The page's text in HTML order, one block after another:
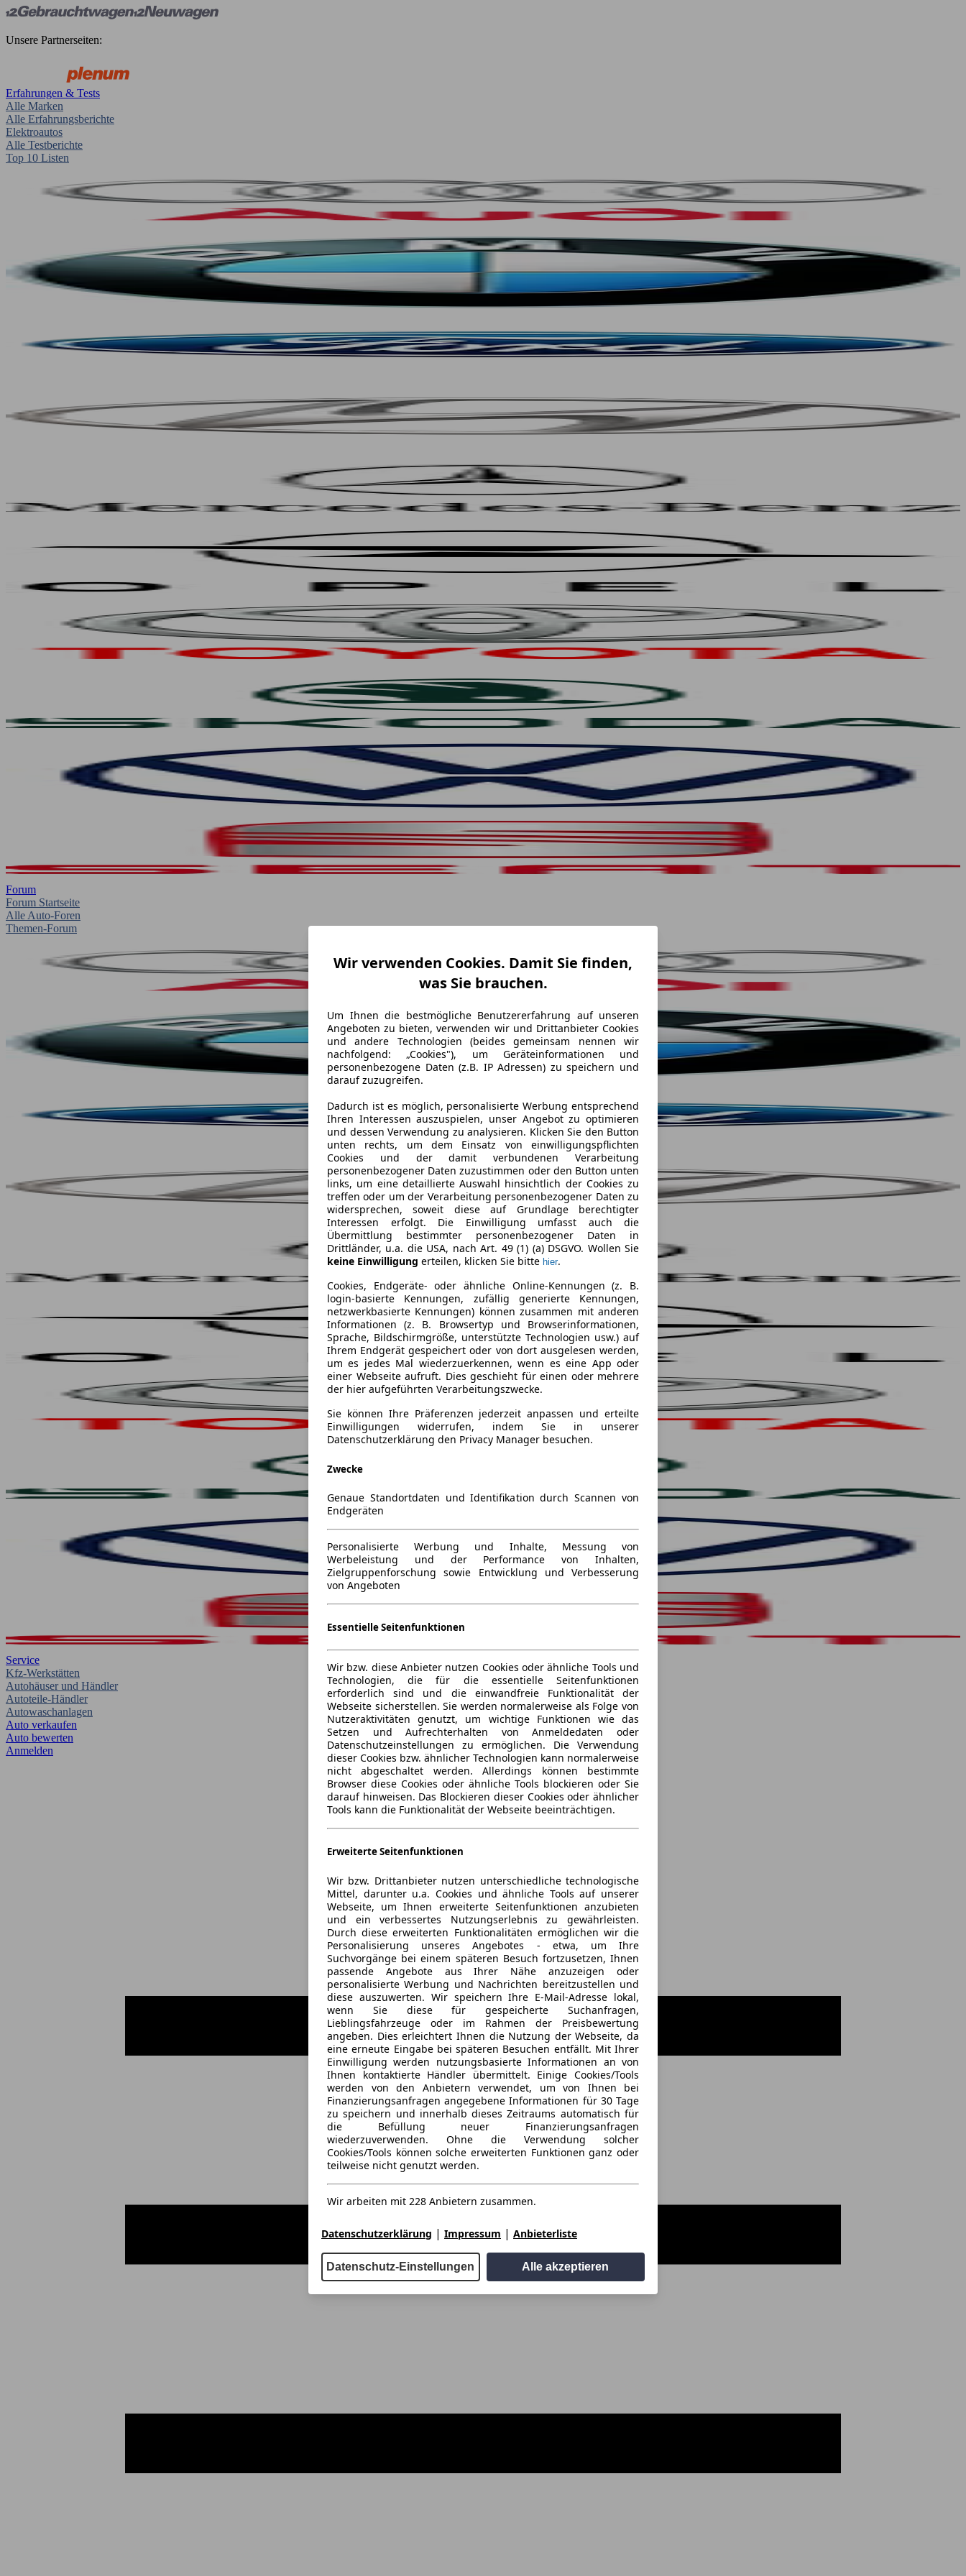
Unsere Partnerseiten:
Erfahrungen & Tests
Alle Marken
Alle Erfahrungsberichte
Elektroautos
Alle Testberichte
Top 10 Listen
Forum
Forum Startseite
Alle Auto-Foren
Themen-Forum
Service
Kfz-Werkstätten
Autohäuser und Händler
Autoteile-Händler
Autowaschanlagen
Auto verkaufen
Auto bewerten
Anmelden
Wir verwenden Cookies. Damit Sie finden,
was Sie brauchen.
Um Ihnen die bestmögliche Benutzererfahrung auf unseren
Angeboten zu bieten, verwenden wir und Drittanbieter Cookies
und andere Technologien (beides gemeinsam nennen wir
nachfolgend: „Cookies"), um Geräteinformationen und
personenbezogene Daten (z.B. IP Adressen) zu speichern und
darauf zuzugreifen.
Dadurch ist es möglich, personalisierte Werbung entsprechend
Ihren Interessen auszuspielen, unser Angebot zu optimieren
und dessen Verwendung zu analysieren. Klicken Sie den Button
unten rechts, um dem Einsatz von einwilligungspflichten
Cookies und der damit verbundenen Verarbeitung
personenbezogener Daten zuzustimmen oder den Button unten
links, um eine detaillierte Auswahl hinsichtlich der Cookies zu
treffen oder um der Verarbeitung personenbezogener Daten zu
widersprechen, soweit diese auf Grundlage berechtigter
Interessen erfolgt. Die Einwilligung umfasst auch die
Übermittlung bestimmter personenbezogener Daten in
Drittländer, u.a. die USA, nach Art. 49 (1) (a) DSGVO. Wollen Sie
keine Einwilligung erteilen, klicken Sie bitte hier.
Cookies, Endgeräte- oder ähnliche Online-Kennungen (z. B.
login-basierte Kennungen, zufällig generierte Kennungen,
netzwerkbasierte Kennungen) können zusammen mit anderen
Informationen (z. B. Browsertyp und Browserinformationen,
Sprache, Bildschirmgröße, unterstützte Technologien usw.) auf
Ihrem Endgerät gespeichert oder von dort ausgelesen werden,
um es jedes Mal wiederzuerkennen, wenn es eine App oder
einer Webseite aufruft. Dies geschieht für einen oder mehrere
der hier aufgeführten Verarbeitungszwecke.
Sie können Ihre Präferenzen jederzeit anpassen und erteilte
Einwilligungen widerrufen, indem Sie in unserer
Datenschutzerklärung den Privacy Manager besuchen.
Zwecke
Genaue Standortdaten und Identifikation durch Scannen von
Endgeräten
Personalisierte Werbung und Inhalte, Messung von
Werbeleistung und der Performance von Inhalten,
Zielgruppenforschung sowie Entwicklung und Verbesserung
von Angeboten
Essentielle Seitenfunktionen
Wir bzw. diese Anbieter nutzen Cookies oder ähnliche Tools und
Technologien, die für die essentielle Seitenfunktionen
erforderlich sind und die einwandfreie Funktionalität der
Webseite sicherstellen. Sie werden normalerweise als Folge von
Nutzeraktivitäten genutzt, um wichtige Funktionen wie das
Setzen und Aufrechterhalten von Anmeldedaten oder
Datenschutzeinstellungen zu ermöglichen. Die Verwendung
dieser Cookies bzw. ähnlicher Technologien kann normalerweise
nicht abgeschaltet werden. Allerdings können bestimmte
Browser diese Cookies oder ähnliche Tools blockieren oder Sie
darauf hinweisen. Das Blockieren dieser Cookies oder ähnlicher
Tools kann die Funktionalität der Webseite beeinträchtigen.
Erweiterte Seitenfunktionen
Wir bzw. Drittanbieter nutzen unterschiedliche technologische
Mittel, darunter u.a. Cookies und ähnliche Tools auf unserer
Webseite, um Ihnen erweiterte Seitenfunktionen anzubieten
und ein verbessertes Nutzungserlebnis zu gewährleisten.
Durch diese erweiterten Funktionalitäten ermöglichen wir die
Personalisierung unseres Angebotes - etwa, um Ihre
Suchvorgänge bei einem späteren Besuch fortzusetzen, Ihnen
passende Angebote aus Ihrer Nähe anzuzeigen oder
personalisierte Werbung und Nachrichten bereitzustellen und
diese auszuwerten. Wir speichern Ihre E-Mail-Adresse lokal,
wenn Sie diese für gespeicherte Suchanfragen,
Lieblingsfahrzeuge oder im Rahmen der Preisbewertung
angeben. Dies erleichtert Ihnen die Nutzung der Webseite, da
eine erneute Eingabe bei späteren Besuchen entfällt. Mit Ihrer
Einwilligung werden nutzungsbasierte Informationen an von
Ihnen kontaktierte Händler übermittelt. Einige Cookies/Tools
werden von den Anbietern verwendet, um von Ihnen bei
Finanzierungsanfragen angegebene Informationen für 30 Tage
zu speichern und innerhalb dieses Zeitraums automatisch für
die Befüllung neuer Finanzierungsanfragen
wiederzuverwenden. Ohne die Verwendung solcher
Cookies/Tools können solche erweiterten Funktionen ganz oder
teilweise nicht genutzt werden.
Wir arbeiten mit 228 Anbietern zusammen.
Datenschutzerklärung | Impressum | Anbieterliste
Datenschutz-Einstellungen Alle akzeptieren